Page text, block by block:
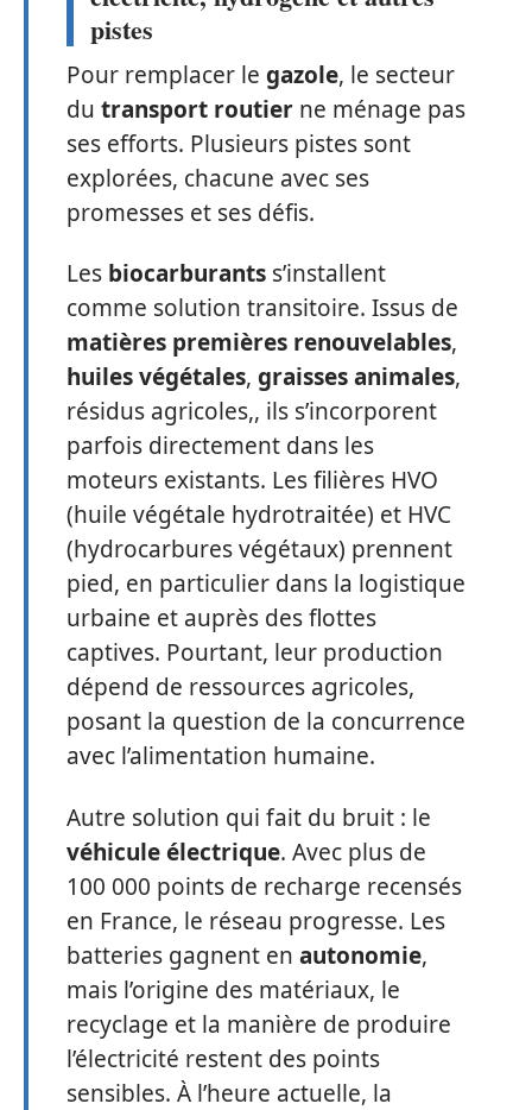
pistes
Pour remplacer le gazole, le secteur
du transport routier ne ménage pas
ses efforts. Plusieurs pistes sont
explorées, chacune avec ses
promesses et ses défis.
Les biocarburants s’installent
comme solution transitoire. Issus de
matières premières renouvelables,
huiles végétales, graisses animales,
résidus agricoles,, ils s’incorporent
parfois directement dans les
moteurs existants. Les filières HVO
(huile végétale hydrotraitée) et HVC
(hydrocarbures végétaux) prennent
pied, en particulier dans la logistique
urbaine et auprès des flottes
captives. Pourtant, leur production
dépend de ressources agricoles,
posant la question de la concurrence
avec l’alimentation humaine.
Autre solution qui fait du bruit : le
véhicule électrique. Avec plus de
100 000 points de recharge recensés
en France, le réseau progresse. Les
batteries gagnent en autonomie,
mais l’origine des matériaux, le
recyclage et la manière de produire
l’électricité restent des points
sensibles. À l’heure actuelle, la